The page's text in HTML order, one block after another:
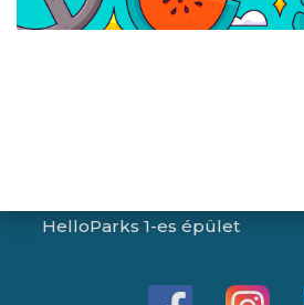
Iroda/ügyfélszolgálat:
HelloParks 1-es épület